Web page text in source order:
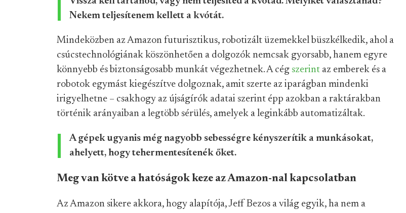
Nekem teljesítenem kellett a kvótát.
Mindeközben az Amazon futurisztikus, robotizált üzemekkel büszkélkedik, ahol a
csúcstechnológiának köszönhetően a dolgozók nemcsak gyorsabb, hanem egyre
könnyebb és biztonságosabb munkát végezhetnek. A cég szerint az emberek és a
robotok egymást kiegészítve dolgoznak, amit szerte az iparágban mindenki
irigyelhetne – csakhogy az újságírók adatai szerint épp azokban a raktárakban
történik arányaiban a legtöbb sérülés, amelyek a leginkább automatizáltak.
A gépek ugyanis még nagyobb sebességre kényszerítik a munkásokat,
ahelyett, hogy tehermentesítenék őket.
Meg van kötve a hatóságok keze az Amazon-nal kapcsolatban
Az Amazon sikere akkora, hogy alapítója, Jeff Bezos a világ egyik, ha nem a